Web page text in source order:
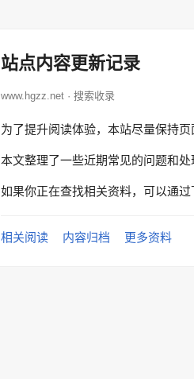
站点内容更新记录
www.hgzz.net · 搜索收录
为了提升阅读体验，本站尽量保持
本文整理了一些近期常见的问题和
如果你正在查找相关资料，可以通过
相关阅读 内容归档 更多资料